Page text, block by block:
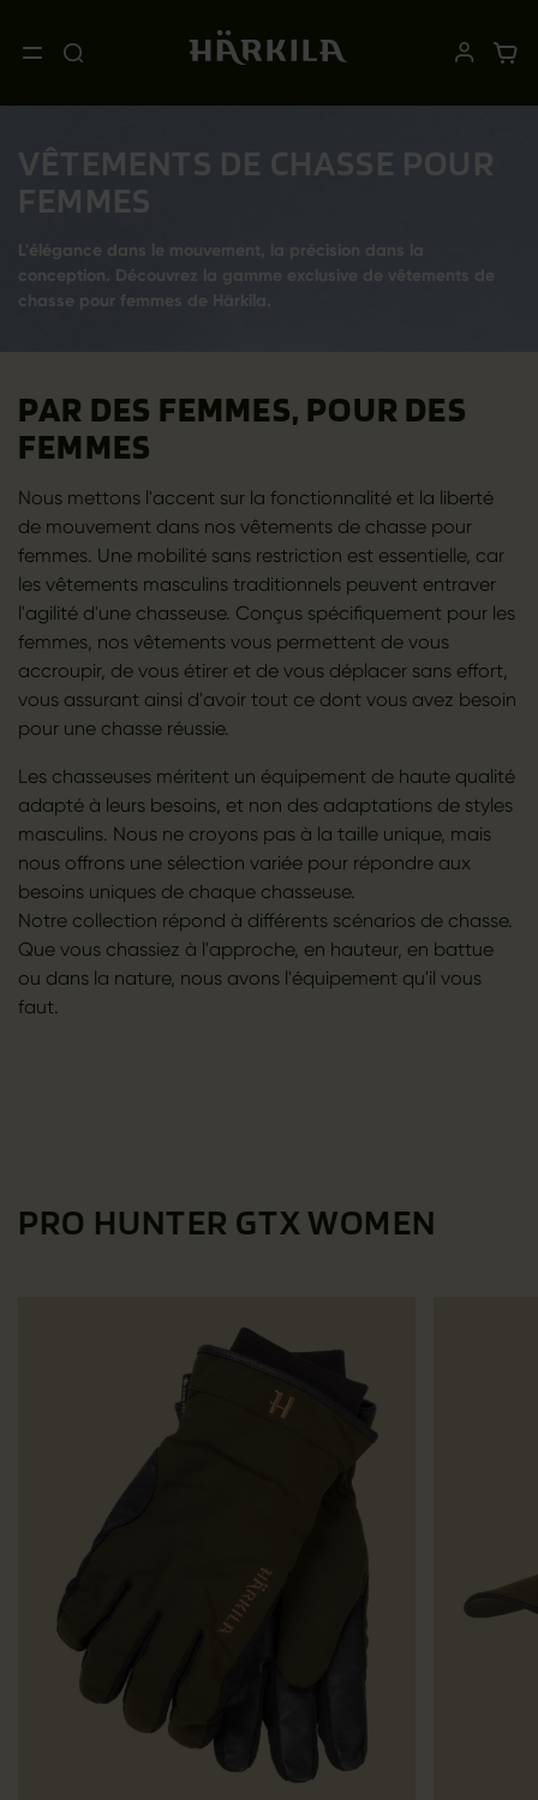
VÊTEMENTS DE CHASSE POUR
FEMMES
L'élégance dans le mouvement, la précision dans la
conception. Découvrez la gamme exclusive de vêtements de
chasse pour femmes de Härkila.
PAR DES FEMMES, POUR DES
FEMMES
Nous mettons l'accent sur la fonctionnalité et la liberté
de mouvement dans nos vêtements de chasse pour
femmes. Une mobilité sans restriction est essentielle, car
les vêtements masculins traditionnels peuvent entraver
l'agilité d'une chasseuse. Conçus spécifiquement pour les
femmes, nos vêtements vous permettent de vous
accroupir, de vous étirer et de vous déplacer sans effort,
vous assurant ainsi d'avoir tout ce dont vous avez besoin
pour une chasse réussie.
Les chasseuses méritent un équipement de haute qualité
adapté à leurs besoins, et non des adaptations de styles
masculins. Nous ne croyons pas à la taille unique, mais
nous offrons une sélection variée pour répondre aux
besoins uniques de chaque chasseuse.
Notre collection répond à différents scénarios de chasse.
Que vous chassiez à l'approche, en hauteur, en battue
ou dans la nature, nous avons l'équipement qu'il vous
faut.
PRO HUNTER GTX WOMEN